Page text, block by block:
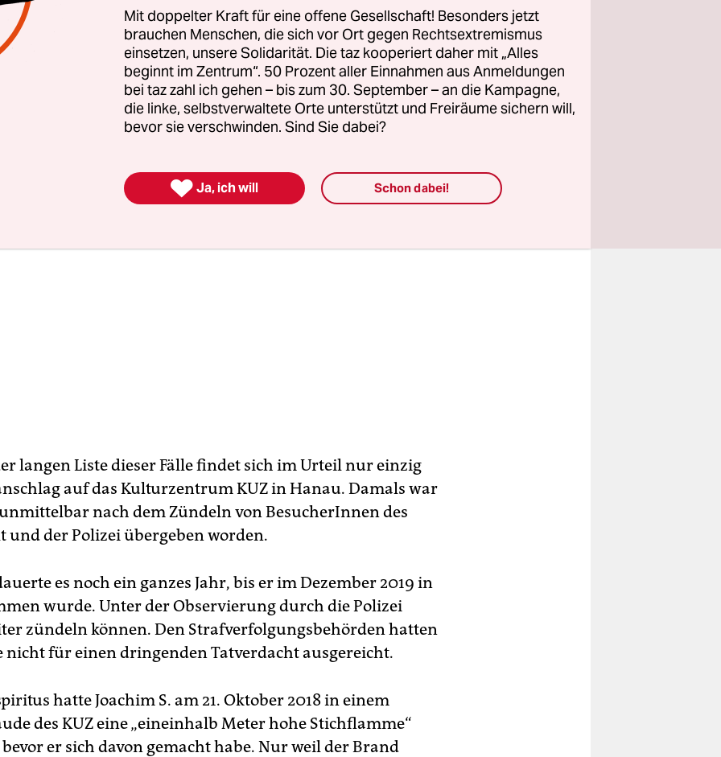
zwischen Dezember 2018 und seiner
verantworten. Der Prozess stand unter kritischer
weil AktivistInnen aus der linken Szene den
für ein Dutzend weiterer Brandanschläge auf linke
Kulturprojekte im Rhein-Main-Gebiet in der Zeit davor
langen Liste dieser Fälle findet sich im Urteil nur einzig
auf das Kulturzentrum KUZ in Hanau. Damals war
nach dem Zündeln von BesucherInnen des
und der Polizei übergeben worden.
es noch ein ganzes Jahr, bis er im Dezember 2019 in
wurde. Unter der Observierung durch die Polizei
zündeln können. Den Strafverfolgungsbehörden hatten
nicht für einen dringenden Tatverdacht ausgereicht.
hatte Joachim S. am 21. Oktober 2018 in einem
des KUZ eine „eineinhalb Meter hohe Stichflamme“
er sich davon gemacht habe. Nur weil der Brand
Mit doppelter Kraft für eine offene Gesellschaft! Besonders jetzt
brauchen Menschen, die sich vor Ort gegen Rechtsextremismus
einsetzen, unsere Solidarität. Die taz kooperiert daher mit „Alles
beginnt im Zentrum“. 50 Prozent aller Einnahmen aus Anmeldungen
bei taz zahl ich gehen – bis zum 30. September – an die Kampagne,
die linke, selbstverwaltete Orte unterstützt und Freiräume sichern will,
bevor sie verschwinden. Sind Sie dabei?
 Ja, ich will Schon dabei!